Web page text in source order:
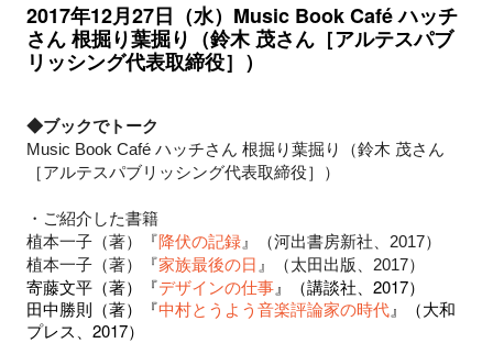
2017年12月27日（水）Music Book Café ハッチ
さん 根掘り葉掘り（鈴木 茂さん［アルテスパブ
リッシング代表取締役］）
◆ブックでトーク
Music Book Café ハッチさん 根掘り葉掘り（鈴木 茂さん
［アルテスパブリッシング代表取締役］）
・ご紹介した書籍
植本一子（著）『降伏の記録 』（河出書房新社、2017）
植本一子（著）『家族最後の日 』（太田出版、2017）
寄藤文平（著）『デザインの仕事』（講談社、2017）
田中勝則（著）『中村とうよう音楽評論家の時代』（大和
プレス、2017）